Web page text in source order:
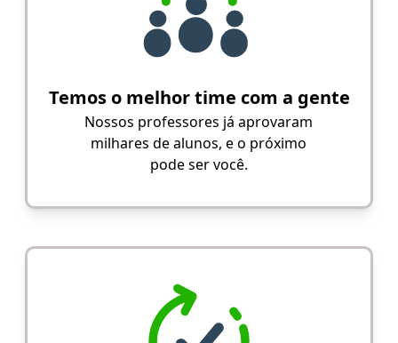
Temos o melhor time com a gente
Nossos professores já aprovaram
milhares de alunos, e o próximo
pode ser você.